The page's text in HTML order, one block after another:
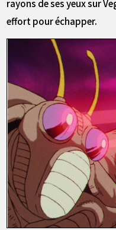
rayons de ses yeux sur
effort pour échapper.